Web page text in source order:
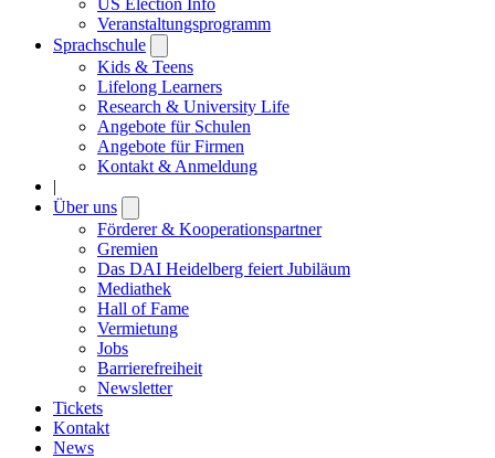
Veranstaltungsprogramm
Sprachschule
submenu
Kids & Teens
Lifelong Learners
Research & University Life
Angebote für Schulen
Angebote für Firmen
Kontakt & Anmeldung
|
Über uns
submenu
Förderer & Kooperationspartner
Gremien
Das DAI Heidelberg feiert Jubiläum
Mediathek
Hall of Fame
Vermietung
Jobs
Barrierefreiheit
Newsletter
Tickets
Kontakt
News